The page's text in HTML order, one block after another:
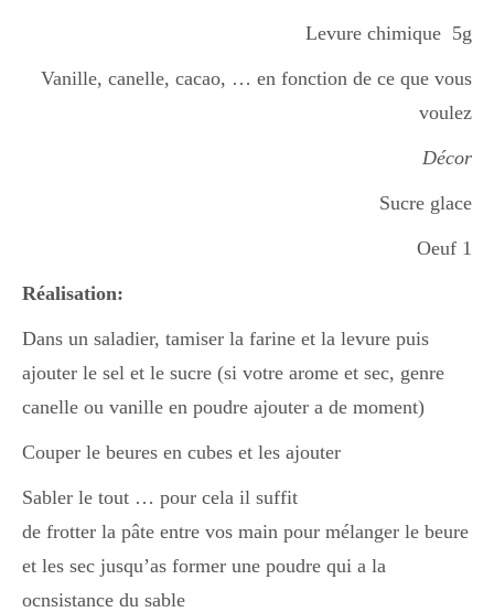
Mes amis en cuisine
Tuto
Semaines Spéciales
Levure chimique 5g
Vanille, canelle, cacao, … en fonction de ce que vous
voulez
Décor
Sucre glace
Oeuf 1
Réalisation:
Dans un saladier, tamiser la farine et la levure puis
ajouter le sel et le sucre (si votre arome et sec, genre
canelle ou vanille en poudre ajouter a de moment)
Couper le beures en cubes et les ajouter
Sabler le tout … pour cela il suffit
de frotter la pâte entre vos main pour mélanger le beure
et les sec jusqu’as former une poudre qui a la
ocnsistance du sable